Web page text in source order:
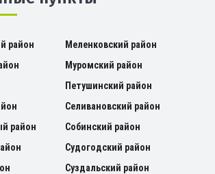
район
район
Меленковский район
Муромский район
Петушинский район
Селивановский район
Собинский район
Судогодский район
Суздальский район